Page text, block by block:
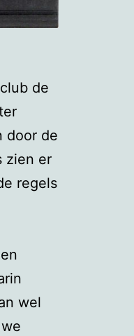
de
door de
zien er
regels
wel